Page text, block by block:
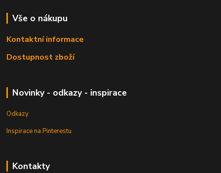
Vše o nákupu
Kontaktní informace
Dostupnost zboží
Novinky - odkazy - inspirace
Odkazy
Inspirace na Pinterestu
Kontakty